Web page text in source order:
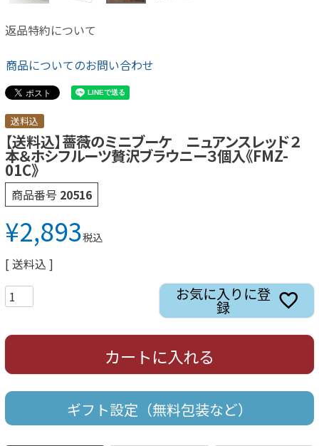
返品特約について
商品についてのお問い合わせ
送料込
【送料込】薔薇のミニブーケ ニュアンスレッド２
本＆ホシフルーツ贅沢ブラウニー３個入《FMZ-
01C》
商品番号 20516
¥2,893税込
送料込
お気に入りに登
録
カートに入れる
ギフト設定（無料包装など）